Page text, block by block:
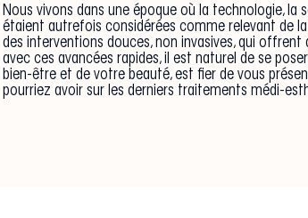
Nous vivons dans une époque où la technologie,
étaient autrefois considérées comme relevant de
des interventions douces, non invasives, qui
avec ces avancées rapides, il est naturel de se
bien-être et de votre beauté, est fier de vous
pourriez avoir sur les derniers traitements médi-